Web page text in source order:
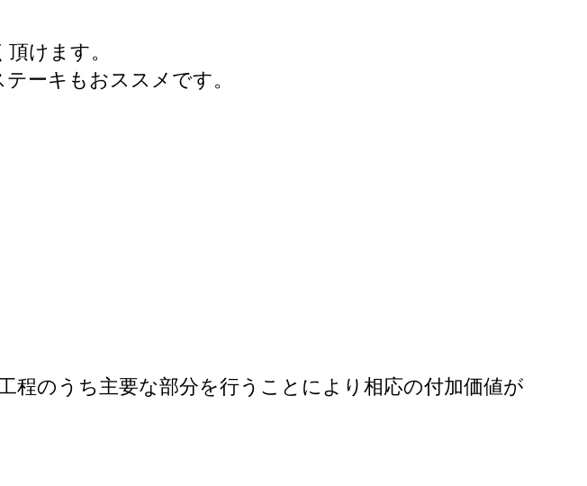
けます。
ーキもおススメです。
程のうち主要な部分を行うことにより相応の付加価値が